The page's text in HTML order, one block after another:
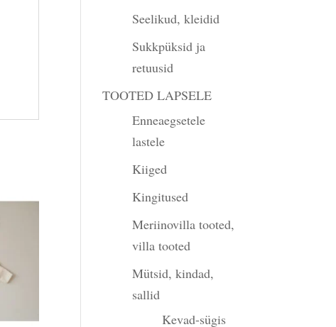
Seelikud, kleidid
Sukkpüksid ja
retuusid
TOOTED LAPSELE
Enneaegsetele
lastele
Kiiged
Kingitused
Meriinovilla tooted,
villa tooted
Mütsid, kindad,
sallid
Kevad-sügis